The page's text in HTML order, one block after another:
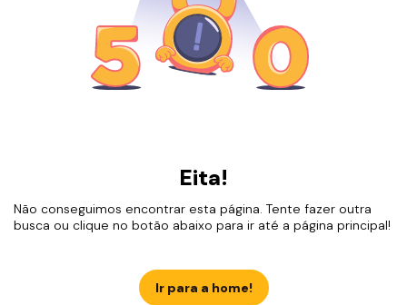
Eita!
Não conseguimos encontrar esta página. Tente fazer outra
busca ou clique no botão abaixo para ir até a página principal!
Ir para a home!